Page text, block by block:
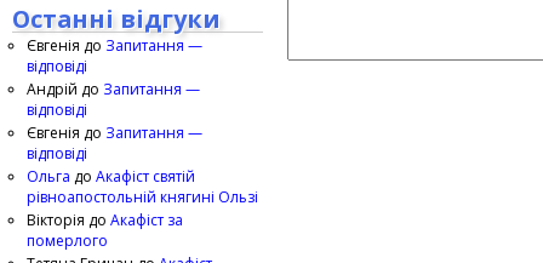
Останні відгуки
Євгенія до Запитання —
відповіді
Андрій до Запитання —
відповіді
Євгенія до Запитання —
відповіді
Ольга до Акафіст святій
рівноапостольній княгині Ользі
Вікторія до Акафіст за
померлого